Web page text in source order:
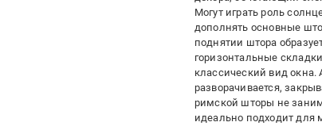
Могут играть роль
дополнять основные
поднятии штора
горизонтальные
классический вид
разворачивается,
римской шторы не
идеально подходит